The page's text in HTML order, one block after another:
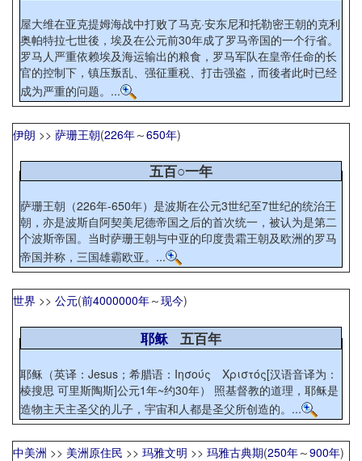
屋大维在亚克提姆海战中打败了马克·安东尼和托勒密王朝的克利
奥帕特拉七世後，埃及在公元前30年成了罗马帝国的一个行省。
罗马人严重依赖埃及海运输出的粮食，罗马军队在皇帝任命的长
官的控制下，镇压叛乱、强征重税、打击强盗，而後者此时已经
成为严重的问题。...
伊朗 >> 萨珊王朝(226年～650年)
五百○一年
萨珊王朝（226年-650年）是波斯在公元3世纪至7世纪的统治王
朝，亦是波斯自阿契美尼德帝国之后的首次统一，被认为是第二
个波斯帝国。当时萨珊王朝与中亚的印度贵霜王朝及欧洲的罗马
帝国并称，三国雄霸欧亚。...
世界 >> 公元(前4000000年～现今)
耶稣五百年
耶稣（英译：Jesus；希腊语：Ιησούς Χριστός[汉语音译为：
棱搜思 可里斯陶斯]公元1年~约30年） 照基督教的道理，耶稣是
造物主天主圣父的儿子，宇宙和人都是圣父所创造的。...
中美洲 >> 美洲原住民 >> 玛雅文明 >> 玛雅古典期(250年～900年)